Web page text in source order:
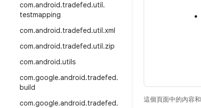
com.android.tradefed.util.
testmapping
com.android.tradefed.util.xml
com.android.tradefed.util.zip
com.android.utils
com.google.android.tradefed.
build
com.google.android.tradefed.
這個頁面中的內容